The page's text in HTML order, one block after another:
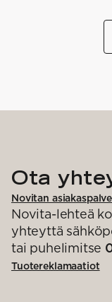
Ota
Novitan
Novita-lehteä
yhteyttä
tai puhelimitse
Tuotereklamaatiot